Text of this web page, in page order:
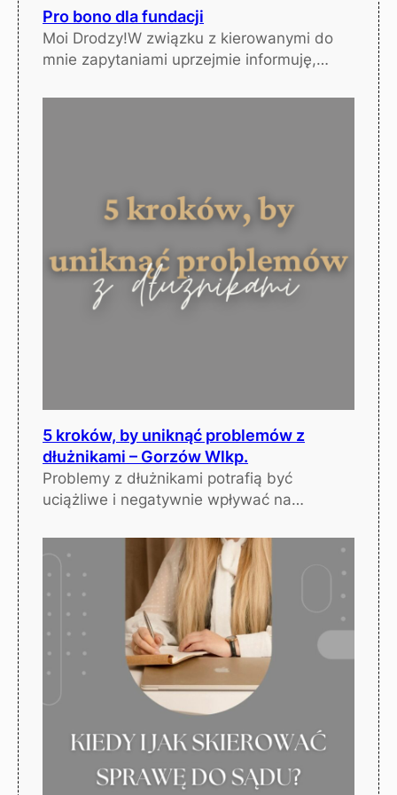
Pro bono dla fundacji
Moi Drodzy!W związku z kierowanymi do
mnie zapytaniami uprzejmie informuję,…
5 kroków, by uniknąć problemów z
dłużnikami – Gorzów Wlkp.
Problemy z dłużnikami potrafią być
uciążliwe i negatywnie wpływać na…